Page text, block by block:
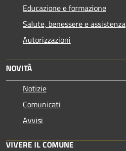
Educazione e formazione
Salute, benessere e assistenza
Autorizzazioni
NOVITÀ
Notizie
Comunicati
Avvisi
VIVERE IL COMUNE